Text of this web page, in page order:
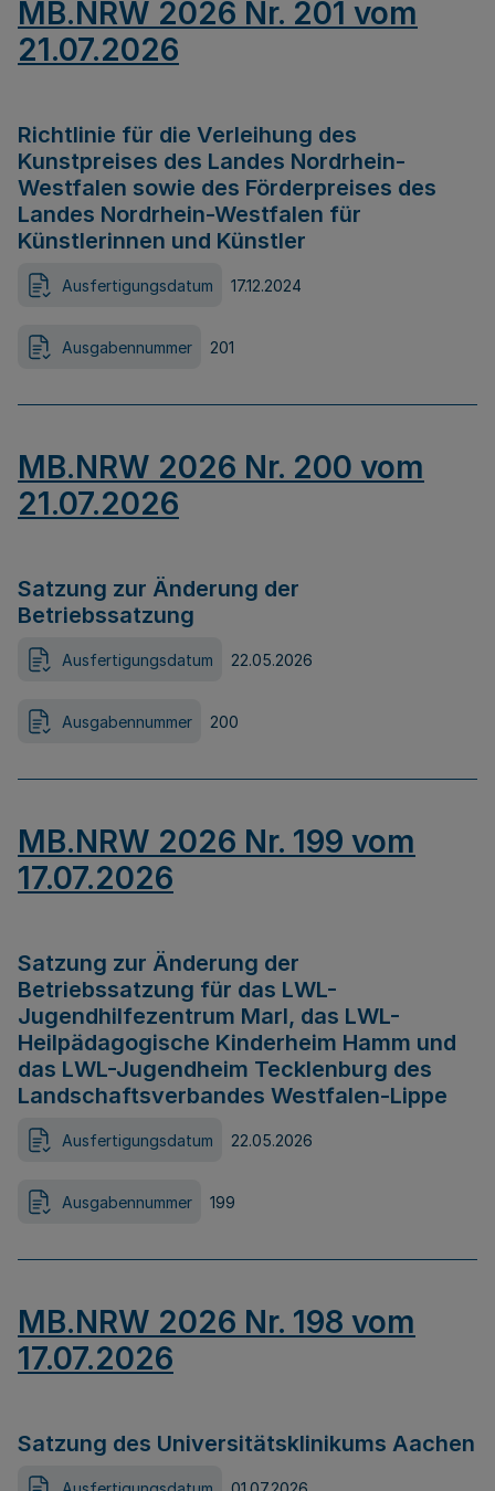
MB.NRW 2026 Nr. 201 vom
21.07.2026
Richtlinie für die Verleihung des
Kunstpreises des Landes Nordrhein-
Westfalen sowie des Förderpreises des
Landes Nordrhein-Westfalen für
Künstlerinnen und Künstler
Ausfertigungsdatum 17.12.2024
Ausgabennummer 201
MB.NRW 2026 Nr. 200 vom
21.07.2026
Satzung zur Änderung der
Betriebssatzung
Ausfertigungsdatum 22.05.2026
Ausgabennummer 200
MB.NRW 2026 Nr. 199 vom
17.07.2026
Satzung zur Änderung der
Betriebssatzung für das LWL-
Jugendhilfezentrum Marl, das LWL-
Heilpädagogische Kinderheim Hamm und
das LWL-Jugendheim Tecklenburg des
Landschaftsverbandes Westfalen-Lippe
Ausfertigungsdatum 22.05.2026
Ausgabennummer 199
MB.NRW 2026 Nr. 198 vom
17.07.2026
Satzung des Universitätsklinikums Aachen